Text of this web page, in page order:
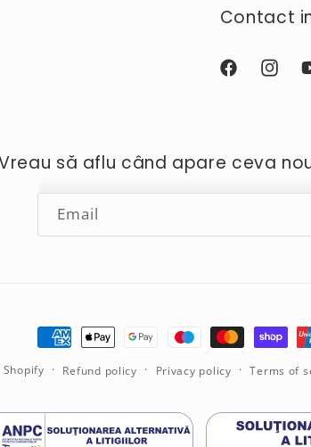
Contact
Facebook
să aflu când apare ceva
Email
Payment
methods
Shopify Refund policy Privacy policy Terms of